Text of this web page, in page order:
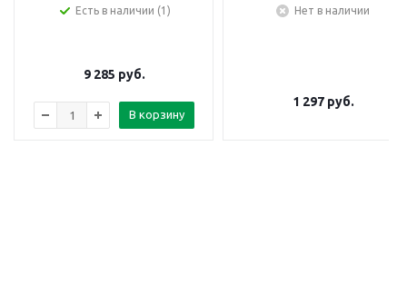
Есть в наличии (1)
9 285 руб.
В корзину
Нет в наличии
1 297руб.